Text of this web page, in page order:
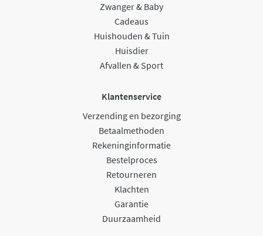
Zwanger & Baby
Cadeaus
Huishouden & Tuin
Huisdier
Afvallen & Sport
Klantenservice
Verzending en bezorging
Betaalmethoden
Rekeninginformatie
Bestelproces
Retourneren
Klachten
Garantie
Duurzaamheid